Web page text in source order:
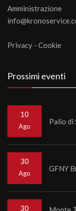
Amministrazione
Privacy - Cookie
Prossimi eventi
10
Ago
Palio di
30
Ago
GFNY
30